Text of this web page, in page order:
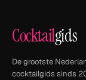
Cocktailgids
De grootste
cocktailgids sinds